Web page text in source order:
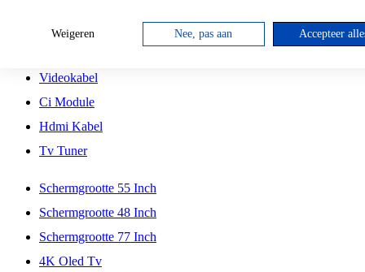
Antennekabel
Videokabel
Ci Module
Hdmi Kabel
Tv Tuner
Schermgrootte 55 Inch
Schermgrootte 48 Inch
Schermgrootte 77 Inch
4K Oled Tv
Weigeren Nee, pas aan Accepteer